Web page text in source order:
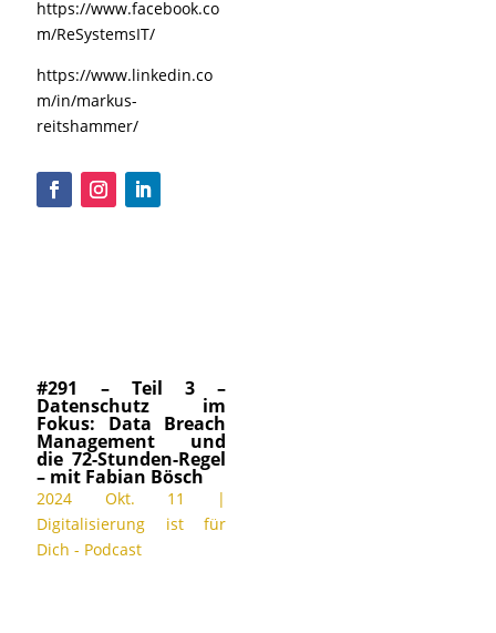
https://www.facebook.co
m/ReSystemsIT/
https://www.linkedin.co
m/in/markus-
reitshammer/
#291 – Teil 3 –
Datenschutz im
Fokus: Data Breach
Management und
die 72-Stunden-Regel
– mit Fabian Bösch
2024 Okt. 11
|
Digitalisierung ist für
Dich - Podcast